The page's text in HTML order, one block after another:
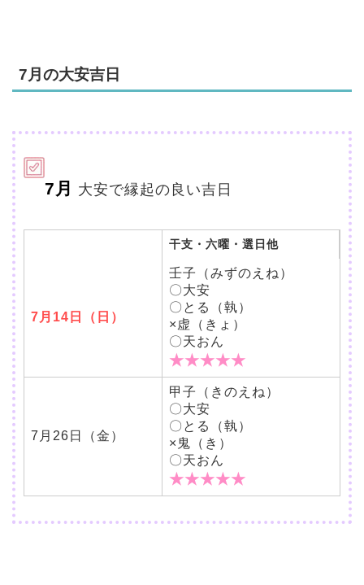
7月の大安吉日
7月 大安で縁起の良い吉日
干支・六曜・選日他
7月14日（日）
壬子（みずのえね）
〇大安
〇とる（執）
×虚（きょ）
〇天おん
★★★★★
7月26日（金）
甲子（きのえね）
〇大安
〇とる（執）
×鬼（き）
〇天おん
★★★★★